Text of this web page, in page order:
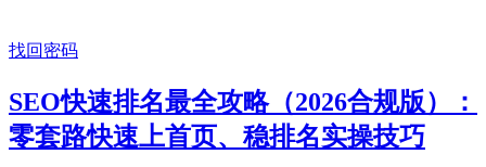
找回密码
SEO快速排名最全攻略（2026合规版）：
零套路快速上首页、稳排名实操技巧